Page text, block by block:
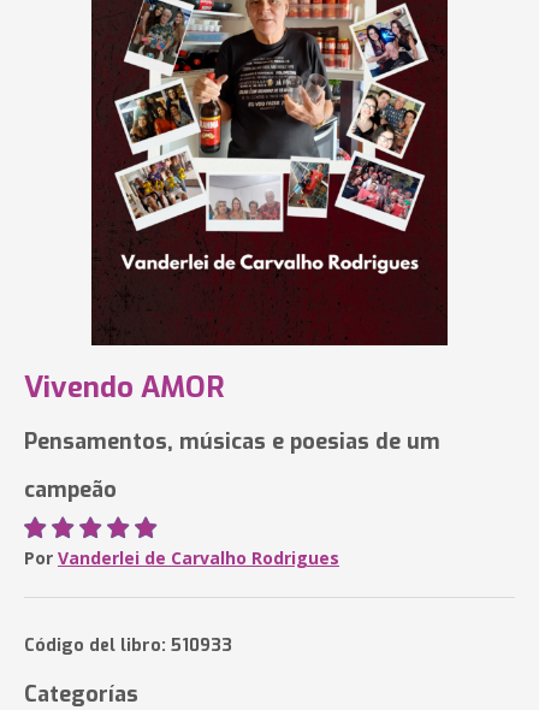
Vivendo AMOR
Pensamentos, músicas e poesias de um
campeão
Por Vanderlei de Carvalho Rodrigues
Código del libro: 510933
Categorías